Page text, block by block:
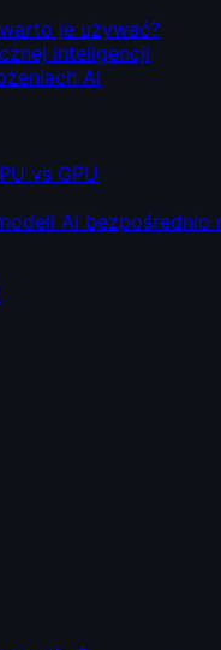
je używać?
inteligencji
AI
vs GPU
AI bezpośrednio